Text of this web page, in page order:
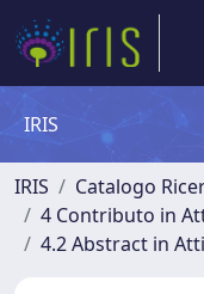
IRIS
IRIS
Catalogo
4 Contributo in
4.2 Abstract in